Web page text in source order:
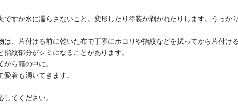
すが水に濡らさないこと。変形したり塗装が剥がれたりします。うっか
、片付ける前に乾いた布で丁寧にホコリや指紋などを拭ってから片付け
紋部分がシミになることがあります。
ら箱の中に。
着も湧いてきます。
てください。